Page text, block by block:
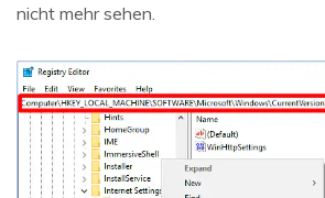
nicht mehr sehen.